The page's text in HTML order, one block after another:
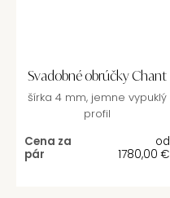
Svadobné obrúčky Chant
šírka 4 mm, jemne vypuklý
profil
Cena za
pár
od
1780,00 €